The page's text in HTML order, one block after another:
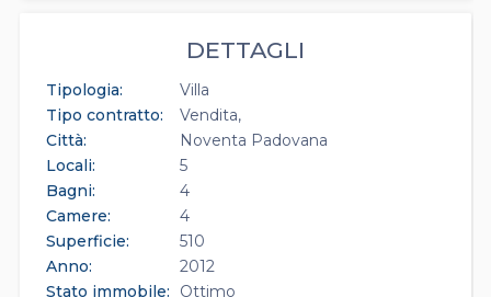
DETTAGLI
Tipologia:
Villa
Tipo contratto:
Vendita
Città:
Noventa Padovana
Locali:
5
Bagni:
4
Camere:
4
Superficie:
510
Anno:
2012
Stato immobile:
Ottimo